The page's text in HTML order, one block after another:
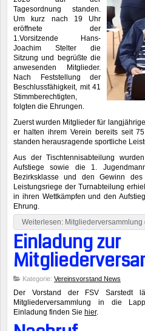
Tagesordnung standen.
Um kurz nach 19 Uhr
eröffnete der
1.Vorsitzende Hans-
Joachim Stelter die
Sitzung und begrüßte die
anwesenden Mitglieder.
Nach Feststellung der
Beschlussfähigkeit, mit 41
Stimmberechtigten,
folgten die Ehrungen.
Zuerst wurden Mitglieder für
er halten ihrem Verein bereits seit
standen herausragende sportliche
Aus der Tischtennisabteilung
Aufstiege sowie die 1.
Bezirksklasse und den Gewinn
Leistungsriege der Turnabteilung
in ihren Wettkämpfen und den
Ehrung.
Weiterlesen: Mitgliederversammlung
Einladung zur
Kategorie: Vereinsvorstand News
Der Vorstand der FSV Sarstedt
Mitgliederversammlung in die
Einladung finden Sie hier.